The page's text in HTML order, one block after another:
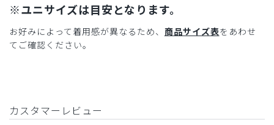
※ユニサイズは目安となります。
お好みによって着用感が異なるため、 商品サイズ表をあわせ
てご確認ください。
カスタマーレビュー